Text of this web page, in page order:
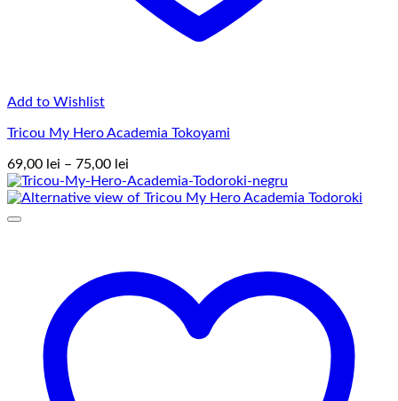
Add to Wishlist
Tricou My Hero Academia Tokoyami
69,00 lei – 75,00 lei
de
prețuri: